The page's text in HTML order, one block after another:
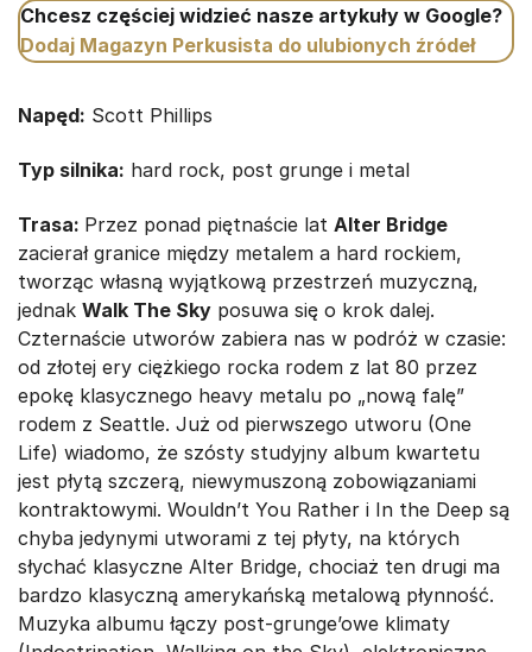
Chcesz częściej widzieć nasze artykuły w Google?
Dodaj Magazyn Perkusista do ulubionych źródeł
Napęd: Scott Phillips
Typ silnika: hard rock, post grunge i metal
Trasa: Przez ponad piętnaście lat Alter Bridge
zacierał granice między metalem a hard rockiem,
tworząc własną wyjątkową przestrzeń muzyczną,
jednak Walk The Sky posuwa się o krok dalej.
Czternaście utworów zabiera nas w podróż w czasie:
od złotej ery ciężkiego rocka rodem z lat 80 przez
epokę klasycznego heavy metalu po „nową falę”
rodem z Seattle. Już od pierwszego utworu (One
Life) wiadomo, że szósty studyjny album kwartetu
jest płytą szczerą, niewymuszoną zobowiązaniami
kontraktowymi. Wouldn’t You Rather i In the Deep są
chyba jedynymi utworami z tej płyty, na których
słychać klasyczne Alter Bridge, chociaż ten drugi ma
bardzo klasyczną amerykańską metalową płynność.
Muzyka albumu łączy post-grunge’owe klimaty